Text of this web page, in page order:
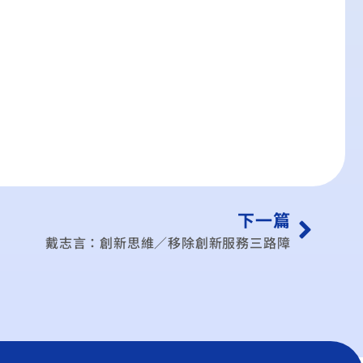
下一篇
戴志言：創新思維／移除創新服務三路障